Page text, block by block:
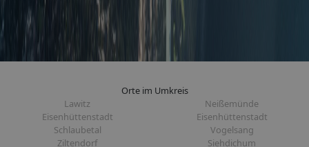
Orte im Umkreis
Lawitz
Neißemünde
Eisenhüttenstadt
Eisenhüttenstadt
Schlaubetal
Vogelsang
Ziltendorf
Siehdichum